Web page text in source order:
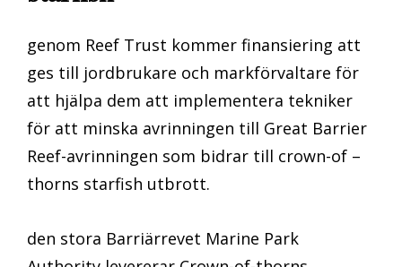
genom Reef Trust kommer finansiering att
ges till jordbrukare och markförvaltare för
att hjälpa dem att implementera tekniker
för att minska avrinningen till Great Barrier
Reef-avrinningen som bidrar till crown-of –
thorns starfish utbrott.
den stora Barriärrevet Marine Park